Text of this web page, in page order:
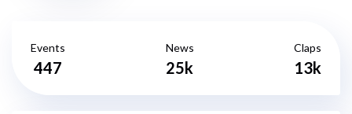
Events
447
News
25k
Claps
13k